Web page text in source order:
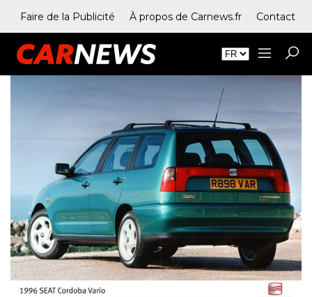
Faire de la Publicité À propos de Carnews.fr Contact